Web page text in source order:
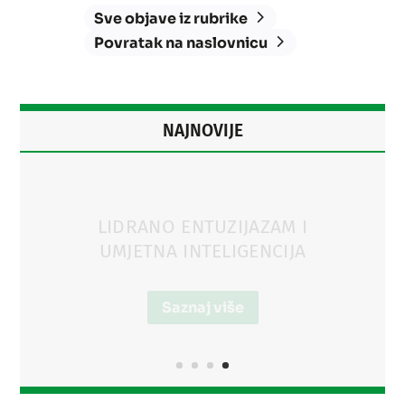
Sve objave iz rubrike
Povratak na naslovnicu
NAJNOVIJE
KAŠTELANOPOLISNA
LIKOVNOST
Saznaj više